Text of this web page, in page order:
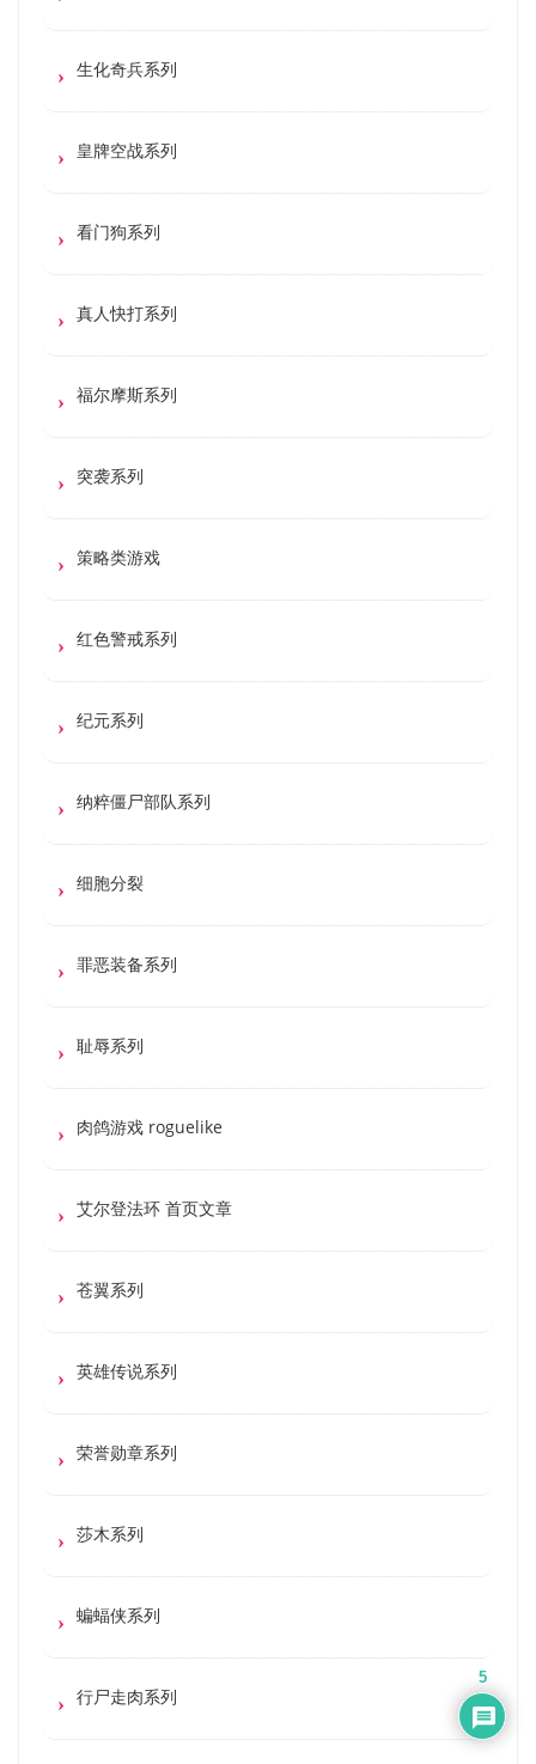
生化奇兵系列
皇牌空战系列
看门狗系列
真人快打系列
福尔摩斯系列
突袭系列
策略类游戏
红色警戒系列
纪元系列
纳粹僵尸部队系列
细胞分裂
罪恶装备系列
耻辱系列
肉鸽游戏 roguelike
艾尔登法环 首页文章
苍翼系列
英雄传说系列
荣誉勋章系列
莎木系列
蝙蝠侠系列
行尸走肉系列
5